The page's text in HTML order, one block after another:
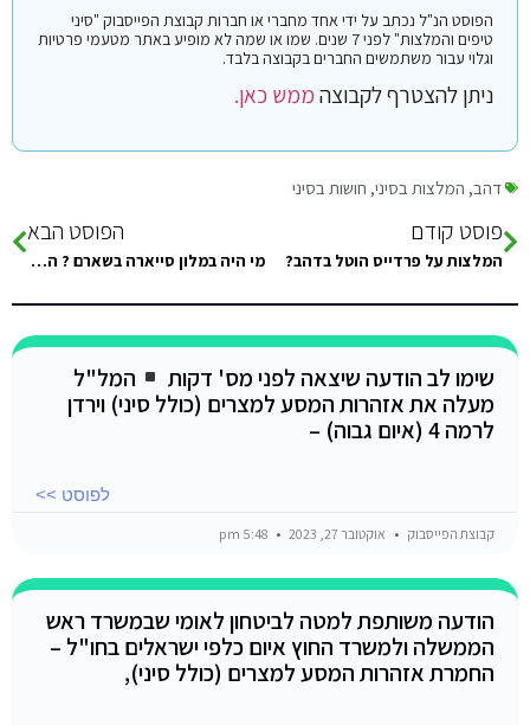
הפוסט הנ"ל נכתב על ידי אחד מחברי או חברות קבוצת הפייסבוק "סיני
טיפים והמלצות" לפני 7 שנים. שמו או שמה לא מופיע באתר מטעמי פרטיות
וגלוי עבור משתמשים החברים בקבוצה בלבד.
ניתן להצטרף לקבוצהממש כאן.
דהב, המלצות בסיני, חושות בסיני
פוסט קודם
המלצות על פרדייס הוטל בדהב?
הפוסט הבא
מי היה במלון סייארה בשארם ? האם מומלץ?
שימו לב הודעה שיצאה לפני מס' דקות
המל"ל
מעלה את אזהרות המסע למצרים (כולל סיני) וירדן
לרמה 4 (איום גבוה) –
לפוסט >>
קבוצת הפייסבוק אוקטובר 27, 2023
הודעה משותפת למטה לביטחון לאומי שבמשרד ראש
הממשלה ולמשרד החוץ איום כלפי ישראלים בחו"ל –
החמרת אזהרות המסע למצרים (כולל סיני),